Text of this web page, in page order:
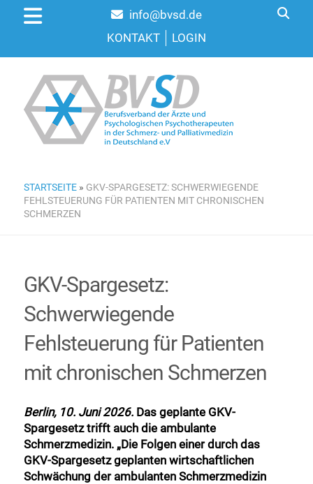
info@bvsd.de
KONTAKT
LOGIN
STARTSEITE» GKV-SPARGESETZ: SCHWERWIEGENDE
FEHLSTEUERUNG FÜR PATIENTEN MIT CHRONISCHEN
SCHMERZEN
GKV-Spargesetz:
Schwerwiegende
Fehlsteuerung für Patienten
mit chronischen Schmerzen
Berlin, 10. Juni 2026.Das geplante GKV-
Spargesetz trifft auch die ambulante
Schmerzmedizin. „Die Folgen einer durch das
GKV-Spargesetz geplanten wirtschaftlichen
Schwächung der ambulanten Schmerzmedizin